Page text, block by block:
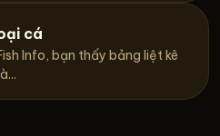
cá
Info, bạn thấy bảng liệt kê